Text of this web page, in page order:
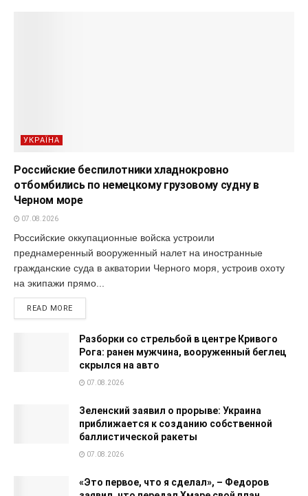
УКРАЇНА
Российские беспилотники хладнокровно
отбомбились по немецкому грузовому судну в
Черном море
07.08.2026
Российские оккупационные войска устроили
преднамеренный вооруженный налет на иностранные
гражданские суда в акватории Черного моря, устроив охоту
на экипажи прямо...
READ MORE
Разборки со стрельбой в центре Кривого
Рога: ранен мужчина, вооруженный беглец
скрылся на авто
07.08.2026
Зеленский заявил о прорыве: Украина
приближается к созданию собственной
баллистической ракеты
07.08.2026
«Это первое, что я сделал», – Федоров